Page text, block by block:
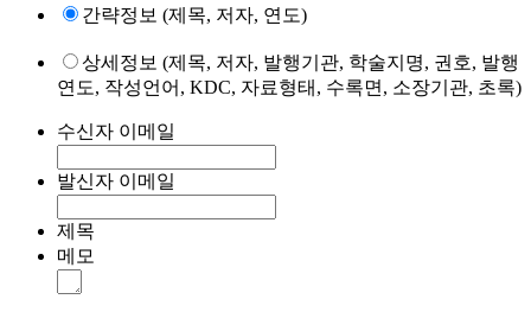
간략정보 (제목, 저자, 연도)
상세정보 (제목, 저자, 발행기관, 학술지명, 권호, 발행
연도, 작성언어, KDC, 자료형태, 수록면, 소장기관, 초록)
수신자 이메일
발신자 이메일
제목
메모